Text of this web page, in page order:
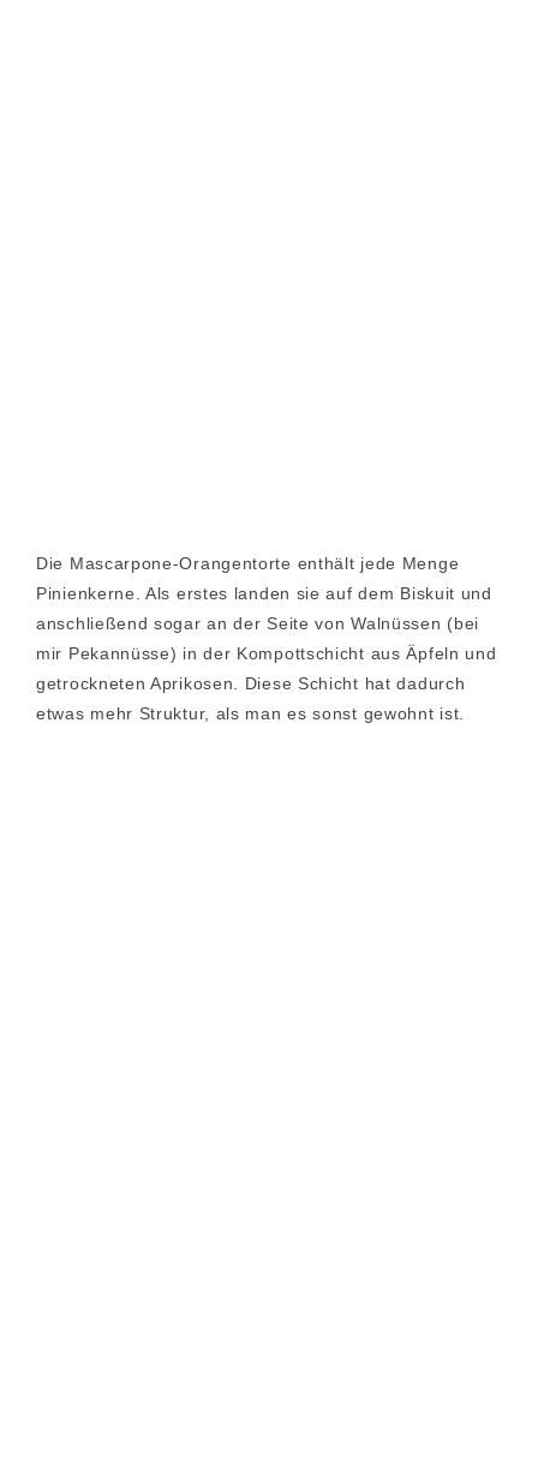
Die Mascarpone-Orangentorte enthält jede Menge
Pinienkerne. Als erstes landen sie auf dem Biskuit und
anschließend sogar an der Seite von Walnüssen (bei
mir Pekannüsse) in der Kompottschicht aus Äpfeln und
getrockneten Aprikosen. Diese Schicht hat dadurch
etwas mehr Struktur, als man es sonst gewohnt ist.